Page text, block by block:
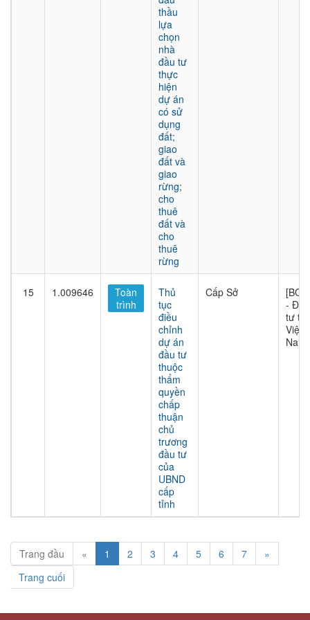
thầu
lựa
chọn
nhà
đầu tư
thực
hiện
dự án
có sử
dụng
đất;
giao
đất và
giao
rừng;
cho
thuê
đất và
cho
thuê
rừng
15 1.009646
Toàn
trình
Thủ
tục
điều
chỉnh
dự án
đầu tư
thuộc
thẩm
quyền
chấp
thuận
chủ
trương
đầu tư
của
UBND
cấp
tỉnh
Cấp Sở
[BQL]
- Đầu
tư tại
Việt
Nam
Trang đầu « 1 2 3 4 5 6 7
»
Trang cuối